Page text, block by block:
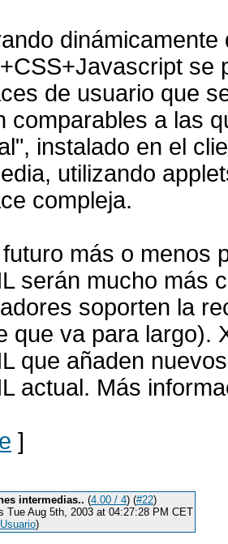
se
de usuario que
comparables a las
instalado en el
utilizando
compleja.
más o menos
serán mucho más
soporten la
que va para largo).
que añaden
actual. Más
]
intermedias.. (4.00 / 4) (#22)
Tue Aug 5th, 2003 at 04:27:28 PM CET
)